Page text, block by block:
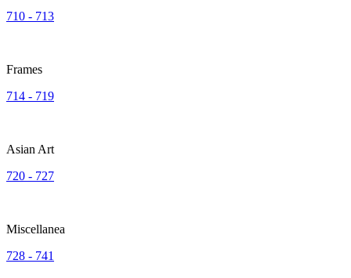
710 - 713
Frames
714 - 719
Asian Art
720 - 727
Miscellanea
728 - 741